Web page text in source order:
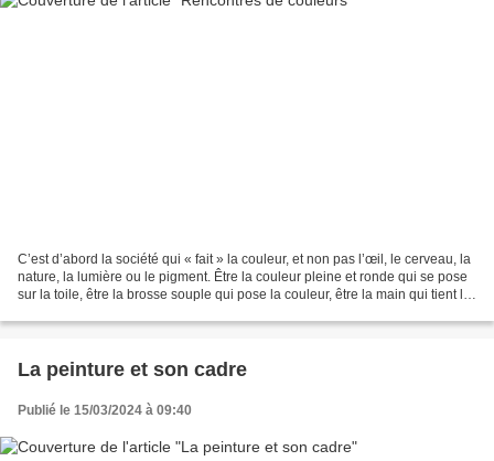
C’est d’abord la société qui « fait » la couleur, et non pas l’œil, le cerveau, la
nature, la lumière ou le pigment. Être la couleur pleine et ronde qui se pose
sur la toile, être la brosse souple qui pose la couleur, être la main qui tient la
La peinture et son cadre
Publié le 15/03/2024 à 09:40